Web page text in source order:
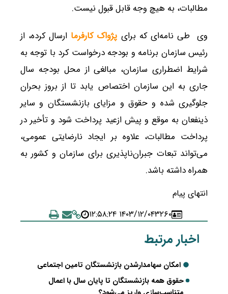
مطالبات، به هیچ وجه قابل قبول نیست.
وی طی نامه‌ای که برای پژواک کارفرما ارسال کرده، از
رئیس سازمان برنامه و بودجه درخواست کرد با توجه به
شرایط اضطراری سازمان، مبالغی از محل بودجه سال
جاری به این سازمان اختصاص یابد تا از بروز بحران
جلوگیری شده و حقوق و مزایای بازنشستگان و سایر
ذینفعان به موقع و پیش ازعید پرداخت شود و تأخیر در
پرداخت مطالبات، علاوه بر ایجاد نارضایتی عمومی،
می‌تواند تبعات جبران‌ناپذیری برای سازمان و کشور به
همراه داشته باشد.
انتهای پیام
۳۲۶۰۱۴۰۳/۱۲/۰۴ ۱۲:۵۸:۲۴
اخبار مرتبط
امکان سهامدارشدن بازنشستگان تامین اجتماعی
حقوق همه بازنشستگان تا پایان سال با اعمال